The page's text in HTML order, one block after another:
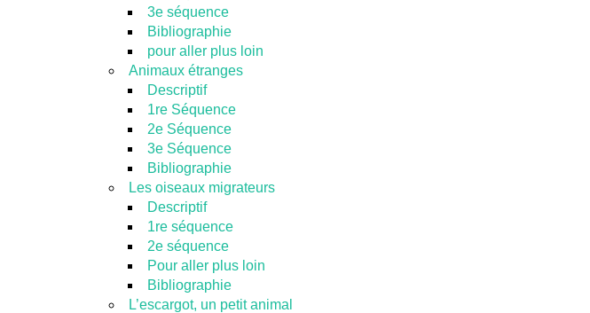
3e séquence
Bibliographie
pour aller plus loin
Animaux étranges
Descriptif
1re Séquence
2e Séquence
3e Séquence
Bibliographie
Les oiseaux migrateurs
Descriptif
1re séquence
2e séquence
Pour aller plus loin
Bibliographie
L’escargot, un petit animal